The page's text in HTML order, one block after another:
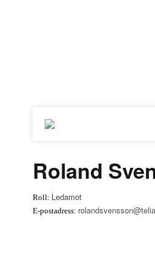
Roland
Roll: Ledamot
E-postadress: